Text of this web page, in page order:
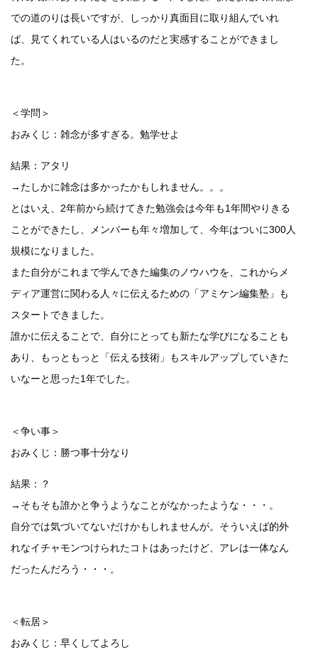
での道のりは長いですが、しっかり真面目に取り組んでいれ
ば、見てくれている人はいるのだと実感することができまし
た。
＜学問＞
おみくじ：雑念が多すぎる。勉学せよ
結果：アタリ
→たしかに雑念は多かったかもしれません。。。
とはいえ、2年前から続けてきた勉強会は今年も1年間やりきる
ことができたし、メンバーも年々増加して、今年はついに300人
規模になりました。
また自分がこれまで学んできた編集のノウハウを、これからメ
ディア運営に関わる人々に伝えるための「アミケン編集塾」も
スタートできました。
誰かに伝えることで、自分にとっても新たな学びになることも
あり、もっともっと「伝える技術」もスキルアップしていきた
いなーと思った1年でした。
＜争い事＞
おみくじ：勝つ事十分なり
結果：？
→そもそも誰かと争うようなことがなかったような・・・。
自分では気づいてないだけかもしれませんが。そういえば的外
れなイチャモンつけられたコトはあったけど、アレは一体なん
だったんだろう・・・。
＜転居＞
おみくじ：早くしてよろし